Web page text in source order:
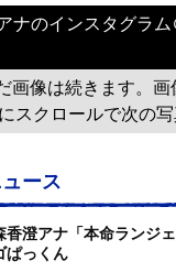
ナのインスタグラ
画像は続きます。画
スクロールで次の写
ース
香澄アナ「本命ラン
ぱっくん